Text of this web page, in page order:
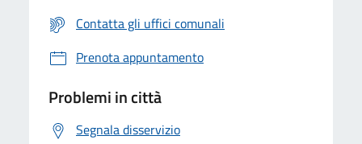
Contatta gli uffici comunali
Prenota appuntamento
Problemi in città
Segnala disservizio